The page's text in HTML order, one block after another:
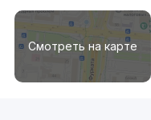
Смотреть на карте